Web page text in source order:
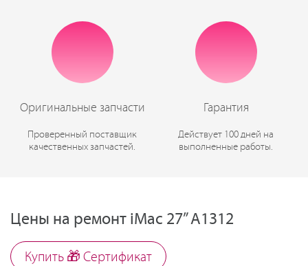
Оригинальные запчасти
Проверенный поставщик
качественных запчастей.
Гарантия
Действует 100 дней на
выполненные работы.
Цены на ремонт iMac 27” A1312
Купить 🎁 Cертификат